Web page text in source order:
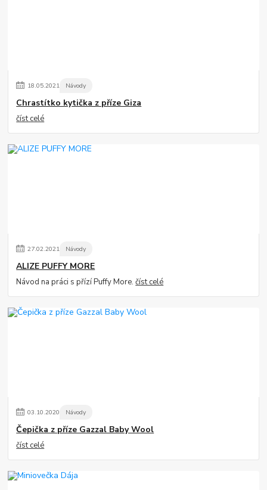
18.05.2021 Návody
Chrastítko kytička z příze Giza
číst celé
27.02.2021 Návody
ALIZE PUFFY MORE
Návod na práci s přízí Puffy More.číst celé
03.10.2020 Návody
Čepička z příze Gazzal Baby Wool
číst celé